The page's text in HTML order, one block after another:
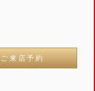
ご来店予約